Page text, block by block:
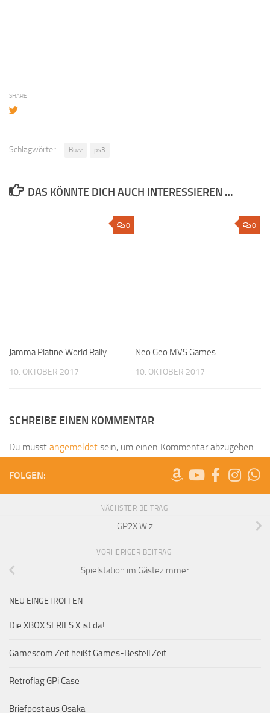
SHARE
Schlagwörter: Buzz ps3
DAS KÖNNTE DICH AUCH INTERESSIEREN …
0
Jamma Platine World Rally
10. OKTOBER 2017
0
Neo Geo MVS Games
10. OKTOBER 2017
SCHREIBE EINEN KOMMENTAR
Du musst angemeldet sein, um einen Kommentar abzugeben.
FOLGEN:
NÄCHSTER BEITRAG
GP2X Wiz
VORHERIGER BEITRAG
Spielstation im Gästezimmer
NEU EINGETROFFEN
Die XBOX SERIES X ist da!
Gamescom Zeit heißt Games-Bestell Zeit
Retroflag GPi Case
Briefpost aus Osaka